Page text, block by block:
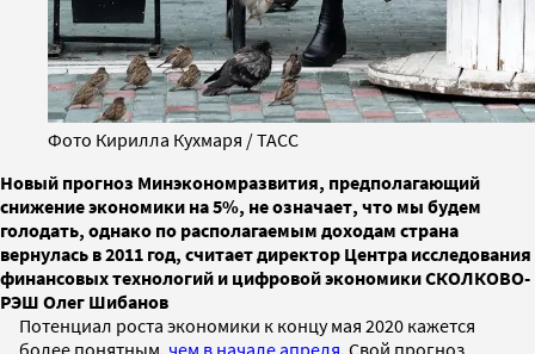
Фото Кирилла Кухмаря / ТАСС
Новый прогноз Минэкономразвития, предполагающий
снижение экономики на 5%, не означает, что мы будем
голодать, однако по располагаемым доходам страна
вернулась в 2011 год, считает директор Центра исследования
финансовых технологий и цифровой экономики СКОЛКОВО-
РЭШ Олег Шибанов
Потенциал роста экономики к концу мая 2020 кажется
более понятным, чем в начале апреля. Свой прогноз